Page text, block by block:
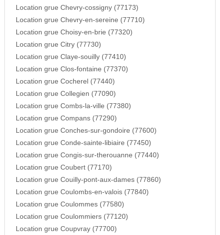
Location grue Chevry-cossigny (77173)
Location grue Chevry-en-sereine (77710)
Location grue Choisy-en-brie (77320)
Location grue Citry (77730)
Location grue Claye-souilly (77410)
Location grue Clos-fontaine (77370)
Location grue Cocherel (77440)
Location grue Collegien (77090)
Location grue Combs-la-ville (77380)
Location grue Compans (77290)
Location grue Conches-sur-gondoire (77600)
Location grue Conde-sainte-libiaire (77450)
Location grue Congis-sur-therouanne (77440)
Location grue Coubert (77170)
Location grue Couilly-pont-aux-dames (77860)
Location grue Coulombs-en-valois (77840)
Location grue Coulommes (77580)
Location grue Coulommiers (77120)
Location grue Coupvray (77700)